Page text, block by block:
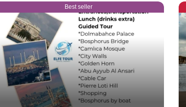
Best seller